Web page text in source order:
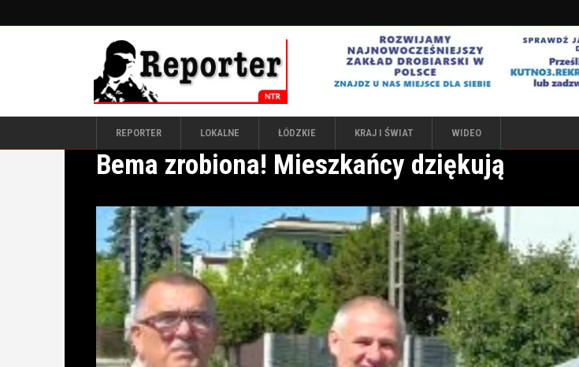
REPORTER LOKALNE ŁÓDZKIE KRAJ I ŚWIAT WIDEO
Bema zrobiona! Mieszkańcy dziękują